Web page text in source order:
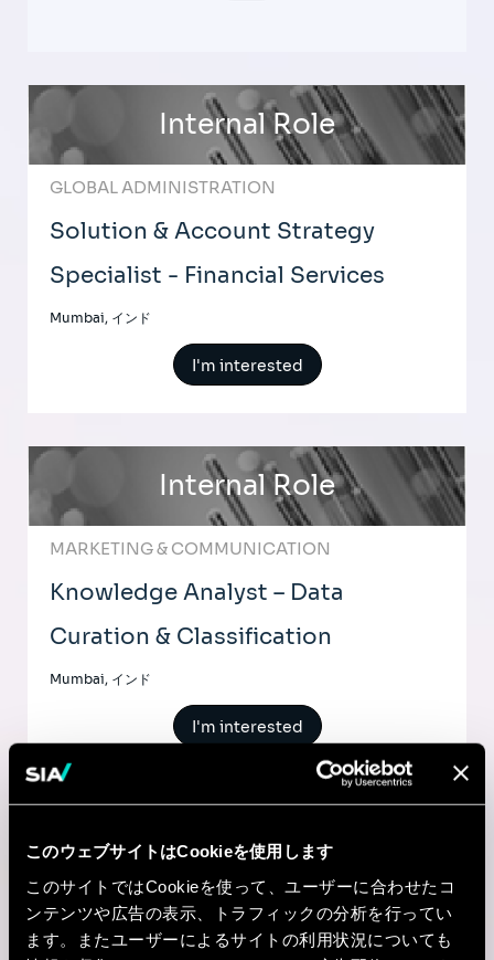
このウェブサイトはCookieを使用します
このサイトではCookieを使って、ユーザーに合わせたコ
ンテンツや広告の表示、トラフィックの分析を行ってい
ます。またユーザーによるサイトの利用状況についても
Internal Role
GLOBAL ADMINISTRATION
Solution & Account Strategy
Specialist - Financial Services
Mumbai, インド
I'm interested
Internal Role
MARKETING & COMMUNICATION
Knowledge Analyst – Data
Curation & Classification
Mumbai, インド
I'm interested
AI & Tech
Customer Success Manager –